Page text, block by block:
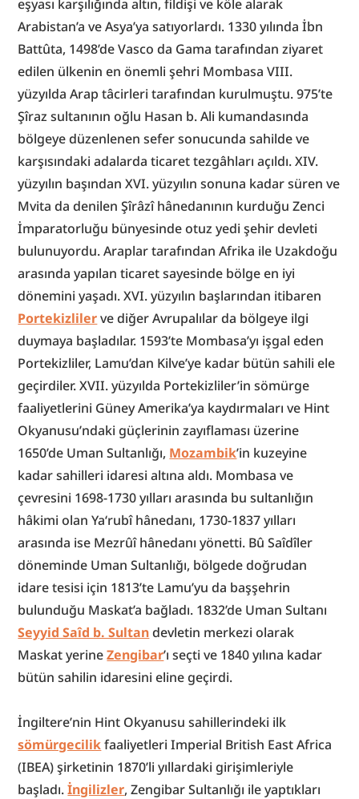
eşyası karşılığında altın, fildişi ve köle alarak
Arabistan’a ve Asya’ya satıyorlardı. 1330 yılında İbn
Battûta, 1498’de Vasco da Gama tarafından ziyaret
edilen ülkenin en önemli şehri Mombasa VIII.
yüzyılda Arap tâcirleri tarafından kurulmuştu. 975’te
Şîraz sultanının oğlu Hasan b. Ali kumandasında
bölgeye düzenlenen sefer sonucunda sahilde ve
karşısındaki adalarda ticaret tezgâhları açıldı. XIV.
yüzyılın başından XVI. yüzyılın sonuna kadar süren ve
Mvita da denilen Şîrâzî hânedanının kurduğu Zenci
İmparatorluğu bünyesinde otuz yedi şehir devleti
bulunuyordu. Araplar tarafından Afrika ile Uzakdoğu
arasında yapılan ticaret sayesinde bölge en iyi
Portekizliler ve diğer Avrupalılar da bölgeye ilgi
duymaya başladılar. 1593’te Mombasa’yı işgal eden
Portekizliler, Lamu’dan Kilve’ye kadar bütün sahili ele
geçirdiler. XVII. yüzyılda Portekizliler’in sömürge
faaliyetlerini Güney Amerika’ya kaydırmaları ve Hint
Okyanusu’ndaki güçlerinin zayıflaması üzerine
1650’de Uman Sultanlığı, Mozambik’in kuzeyine
kadar sahilleri idaresi altına aldı. Mombasa ve
çevresini 1698-1730 yılları arasında bu sultanlığın
hâkimi olan Ya‘rubî hânedanı, 1730-1837 yılları
arasında ise Mezrûî hânedanı yönetti. Bû Saîdîler
döneminde Uman Sultanlığı, bölgede doğrudan
idare tesisi için 1813’te Lamu’yu da başşehrin
Seyyid Saîd b. Sultan devletin merkezi olarak
Maskat yerine Zengibar’ı seçti ve 1840 yılına kadar
bütün sahilin idaresini eline geçirdi.
sömürgecilik faaliyetleri Imperial British East Africa
(IBEA) şirketinin 1870’li yıllardaki girişimleriyle
başladı. İngilizler, Zengibar Sultanlığı ile yaptıkları